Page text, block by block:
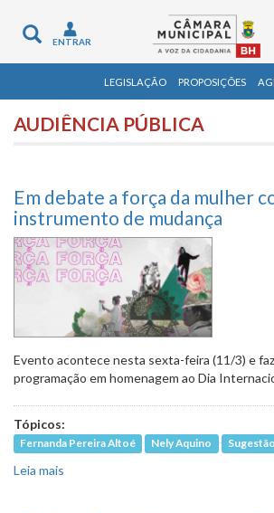
Toggle
navigation
ENTRAR
LEGISLAÇÃO PROPOSIÇÕES
AUDIÊNCIA PÚBLICA
Em debate a força da mulher
instrumento de mudança
Evento acontece nesta sexta-feira (11/3) e
programação em homenagem ao Dia
Tópicos:
Fernanda Pereira Altoé Nely Aquino
Leia mais